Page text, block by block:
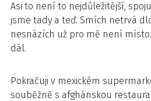
Asi to není to nejdůležitější,
jsme tady a teď. Smích netrvá
nesnázích už pro mě není
dál.
Pokračuji v mexickém
souběžně s afghánskou